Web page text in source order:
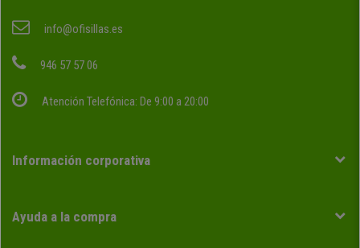
info@ofisillas.es
946 57 57 06
Atención Telefónica: De 9:00 a 20:00
Información corporativa
Ayuda a la compra